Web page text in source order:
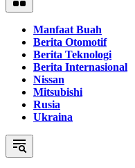
Manfaat Buah
Berita Otomotif
Berita Teknologi
Berita Internasional
Nissan
Mitsubishi
Rusia
Ukraina